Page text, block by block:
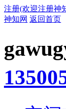
注册(欢迎注册神
神知网 返回首页